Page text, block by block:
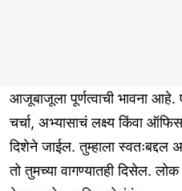
आजूबाजूला पूर्णत्वाची भावना
चर्चा, अभ्यासाचं लक्ष्य किंवा
दिशेने जाईल. तुम्हाला
तो तुमच्या वागण्यातही दिसेल.